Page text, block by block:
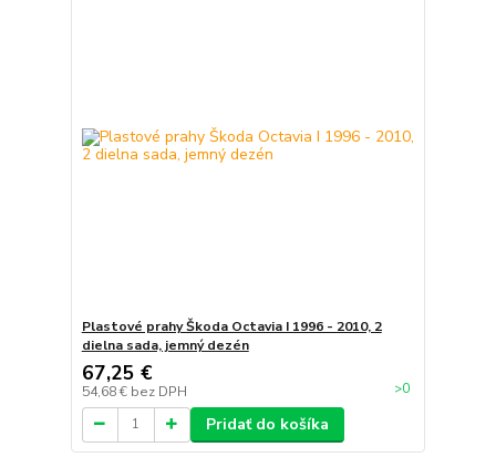
Plastové prahy Škoda Octavia I 1996 - 2010, 2
dielna sada, jemný dezén
67,25 €
54,68 € bez DPH >0
Pridať do košíka